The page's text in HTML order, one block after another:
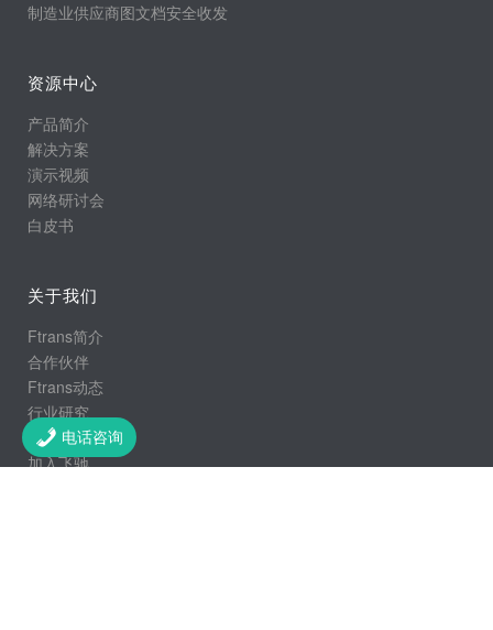
制造业供应商图文档安全收发
资源中心
产品简介
解决方案
演示视频
网络研讨会
白皮书
关于我们
Ftrans简介
合作伙伴
Ftrans动态
行业研究
行业动态
加入飞驰
电话咨询